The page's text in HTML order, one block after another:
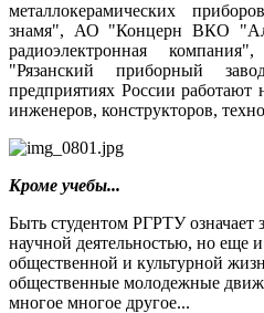
металлокерамических
знамя", АО "Концерн ВКО
радиоэлектронная
"Рязанский приборный
предприятиях России
инженеров, конструкторов,
Кроме учебы...
Быть студентом РГРТУ означает
научной деятельностью, но еще
общественной и культурной
общественные молодежные
многое многое другое...